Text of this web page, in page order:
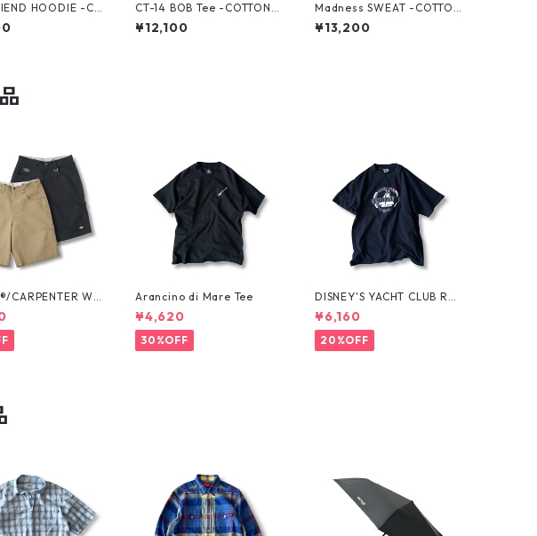
HOODIE -CO
CT-14 BOB Tee -COTTON P
AN-
¥12,100
Madness SWEAT -COTTON
PAN-
¥13,200
CARPENTER WI
-SEDAN ALL-P
Arancino di Mare Tee
¥4,620
30%OFF
DISNEY'S YACHT CLUB RES
ORT Tee
¥6,160
20%OFF